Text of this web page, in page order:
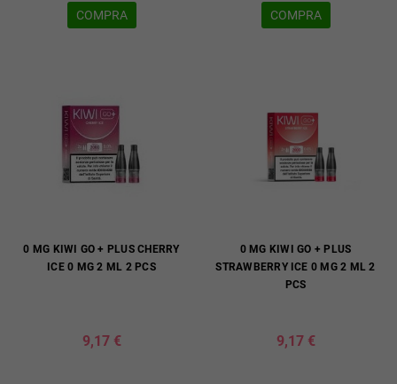
COMPRA COMPRA
0 MG KIWI GO + PLUS CHERRY
ICE 0 MG 2 ML 2 PCS
9,17 €
0 MG KIWI GO + PLUS
STRAWBERRY ICE 0 MG 2 ML 2
PCS
9,17 €